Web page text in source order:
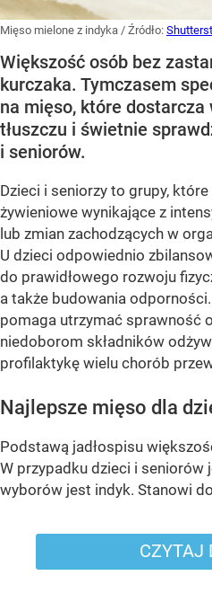
Mięso mielone z indyka / Źródło:
Większość osób bez
kurczaka. Tymczasem
na mięso, które dostarcza
tłuszczu i świetnie
i seniorów.
Dzieci i seniorzy to grupy,
żywieniowe wynikające z
lub zmian zachodzących w
U dzieci odpowiednio
do prawidłowego rozwoju
a także budowania
pomaga utrzymać sprawność
niedoborom składników
profilaktykę wielu chorób
Najlepsze mięso dla
Podstawą jadłospisu
W przypadku dzieci i seniorów
wyborów jest indyk. Stanowi
CZYTAJ